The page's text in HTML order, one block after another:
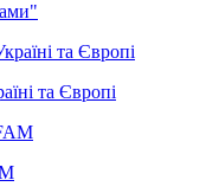
та Європі